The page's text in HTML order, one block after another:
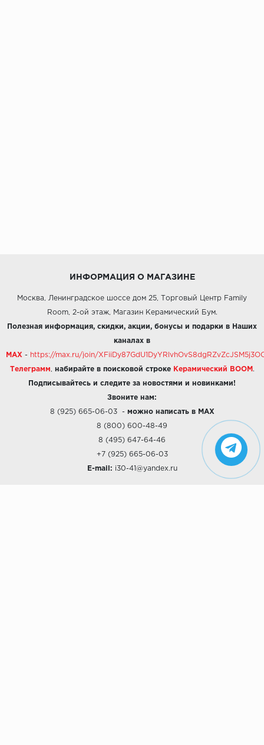
ИНФОРМАЦИЯ О МАГАЗИНЕ
Москва, Ленинградское шоссе дом 25, Торговый Центр Family
Room, 2-ой этаж, Магазин Керамический Бум.
Полезная информация, скидки, акции, бонусы и подарки в Наших
каналах в
MAX - https://max.ru/join/
Телеграмм набирайте в поисковой строке Керамический BOOM .
Подписывайтесь и следите за новостями и новинками!
Звоните нам:
8 (925) 665-06-03- можно написать в MAX
8 (800) 600-48-49
8 (495) 647-64-46
+7 (925) 665-06-03
E-mail: i30-41@yandex.ru